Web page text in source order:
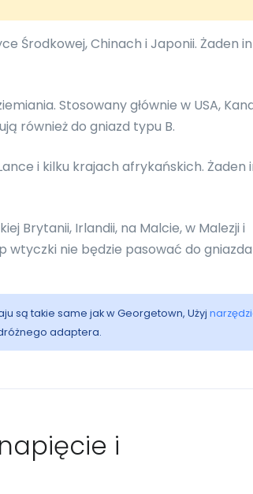
Środkowej, Chinach i Japonii. Żaden
Stosowany głównie w USA,
również do gniazd typu B.
i kilku krajach afrykańskich. Żaden
Brytanii, Irlandii, na Malcie, w Malezji i
wtyczki nie będzie pasować do
są takie same jak w Georgetown, Użyj
adaptera.
i